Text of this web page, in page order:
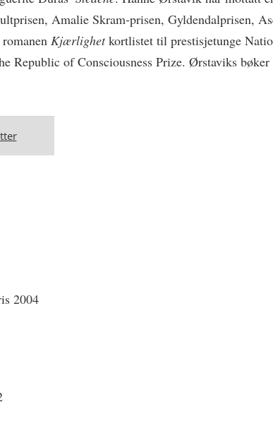
Amalie Skram-prisen, Gyldendalprisen,
Kjærlighetkortlistet til prestisjetunge
Republic of Consciousness Prize. Ørstaviks
2004